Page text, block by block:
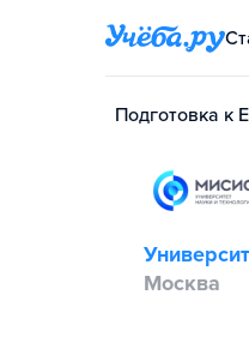
Подготовка к
Москва